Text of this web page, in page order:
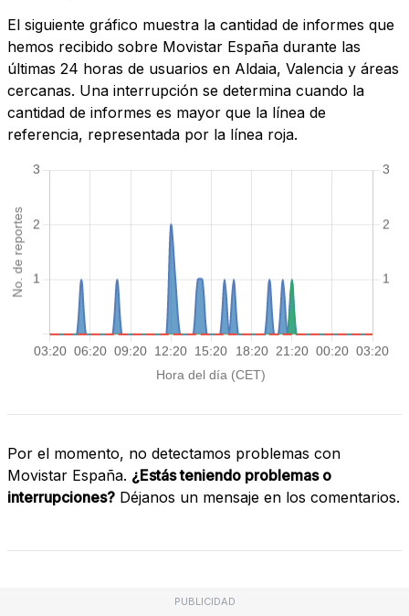
El siguiente gráfico muestra la cantidad de informes que
hemos recibido sobre Movistar España durante las
últimas 24 horas de usuarios en Aldaia, Valencia y áreas
cercanas. Una interrupción se determina cuando la
cantidad de informes es mayor que la línea de
referencia, representada por la línea roja.
Por el momento, no detectamos problemas con
Movistar España. ¿Estás teniendo problemas o
interrupciones? Déjanos un mensaje en los comentarios.
PUBLICIDAD